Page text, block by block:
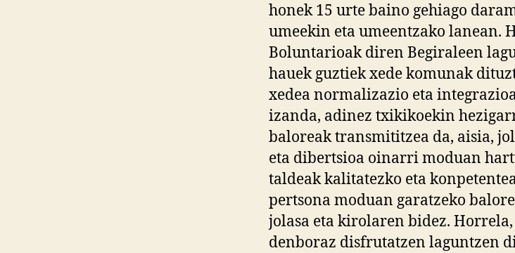
honek 15 urte baino gehiago
umeekin eta umeentzako lanean.
Boluntarioak diren Begiraleen
hauek guztiek xede komunak
xedea normalizazio eta
izanda, adinez txikikoekin
baloreak transmititzea da, aisia,
eta dibertsioa oinarri moduan
taldeak kalitatezko eta
pertsona moduan garatzeko
jolasa eta kirolaren bidez.
denboraz disfrutatzen laguntzen